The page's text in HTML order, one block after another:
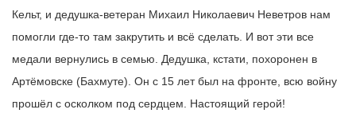
Кельт, и дедушка-ветеран Михаил Николаевич Неветров нам
помогли где-то там закрутить и всё сделать. И вот эти все
медали вернулись в семью. Дедушка, кстати, похоронен в
Артёмовске (Бахмуте). Он с 15 лет был на фронте, всю войну
прошёл с осколком под сердцем. Настоящий герой!